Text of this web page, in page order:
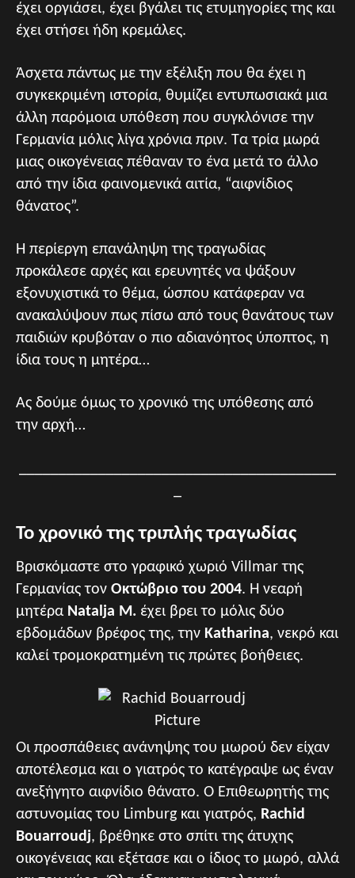
έχει οργιάσει, έχει βγάλει τις ετυμηγορίες της και
έχει στήσει ήδη κρεμάλες.
Άσχετα πάντως με την εξέλιξη που θα έχει η
συγκεκριμένη ιστορία, θυμίζει εντυπωσιακά μια
άλλη παρόμοια υπόθεση που συγκλόνισε την
Γερμανία μόλις λίγα χρόνια πριν. Τα τρία μωρά
μιας οικογένειας πέθαναν το ένα μετά το άλλο
από την ίδια φαινομενικά αιτία, “αιφνίδιος
θάνατος”.
Η περίεργη επανάληψη της τραγωδίας
προκάλεσε αρχές και ερευνητές να ψάξουν
εξονυχιστικά το θέμα, ώσπου κατάφεραν να
ανακαλύψουν πως πίσω από τους θανάτους των
παιδιών κρυβόταν ο πιο αδιανόητος ύποπτος, η
ίδια τους η μητέρα…
Ας δούμε όμως το χρονικό της υπόθεσης από
την αρχή…
Το χρονικό της τριπλής τραγωδίας
Βρισκόμαστε στο γραφικό χωριό Villmar της
Γερμανίας τον Οκτώβριο του 2004. Η νεαρή
μητέρα Natalja M. έχει βρει το μόλις δύο
εβδομάδων βρέφος της, την Katharina, νεκρό και
καλεί τρομοκρατημένη τις πρώτες βοήθειες.
Οι προσπάθειες ανάνηψης του μωρού δεν είχαν
αποτέλεσμα και ο γιατρός το κατέγραψε ως έναν
ανεξήγητο αιφνίδιο θάνατο. O Επιθεωρητής της
αστυνομίας του Limburg και γιατρός, Rachid
Bouarroudj, βρέθηκε στο σπίτι της άτυχης
οικογένειας και εξέτασε και ο ίδιος το μωρό, αλλά